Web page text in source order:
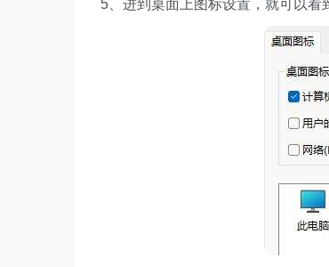
5、进到桌面上图标设置，就可以看